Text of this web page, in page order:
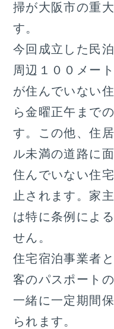
掃が大阪市の重
す。
今回成立した民
周辺１００メー
が住んでいない
ら金曜正午まで
す。この他、住
ル未満の道路に
住んでいない住
止されます。家
は特に条例によ
せん。
住宅宿泊事業者
客のパスポート
一緒に一定期間
られます。